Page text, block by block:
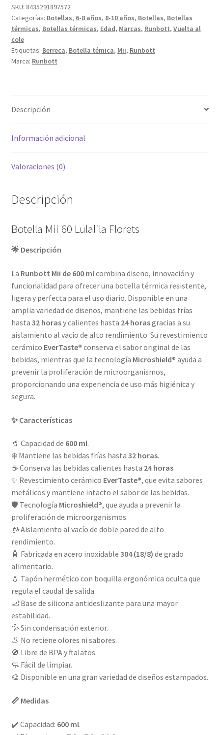
SKU: 8435291897572
Categorías: Botellas, 6-8 años, 8-10 años, Botellas, Botellas
térmicas, Botellas térmicas, Edad, Marcas, Runbott, Vuelta al
cole
Etiquetas: Berreca, Botella témica, Mii, Runbott
Marca: Runbott
Descripción
Información adicional
Valoraciones (0)
Descripción
Botella Mii 60 Lulalila Florets
🌟 Descripción
La Runbott Mii de 600 mlcombina diseño, innovación y
funcionalidad para ofrecer una botella térmica resistente,
ligera y perfecta para el uso diario. Disponible en una
amplia variedad de diseños, mantiene las bebidas frías
hasta 32 horasy calientes hasta 24 horasgracias a su
aislamiento al vacío de alto rendimiento. Su revestimiento
cerámico EverTaste® conserva el sabor original de las
bebidas, mientras que la tecnología Microshield® ayuda a
prevenir la proliferación de microorganismos,
proporcionando una experiencia de uso más higiénica y
segura.
✨ Características
🥤 Capacidad de 600 ml.
❄️ Mantiene las bebidas frías hasta 32 horas.
☕ Conserva las bebidas calientes hasta 24 horas.
✨ Revestimiento cerámico EverTaste®, que evita sabores
metálicos y mantiene intacto el sabor de las bebidas.
🛡️ Tecnología Microshield®, que ayuda a prevenir la
proliferación de microorganismos.
🧊 Aislamiento al vacío de doble pared de alto
rendimiento.
🧴 Fabricada en acero inoxidable 304 (18/8) de grado
alimentario.
💧 Tapón hermético con boquilla ergonómica oculta que
regula el caudal de salida.
🦶 Base de silicona antideslizante para una mayor
estabilidad.
💦 Sin condensación exterior.
👃 No retiene olores ni sabores.
🚫 Libre de BPA y ftalatos.
🧼 Fácil de limpiar.
🎨 Disponible en una gran variedad de diseños estampados.
📏 Medidas
✔️ Capacidad: 600 ml.